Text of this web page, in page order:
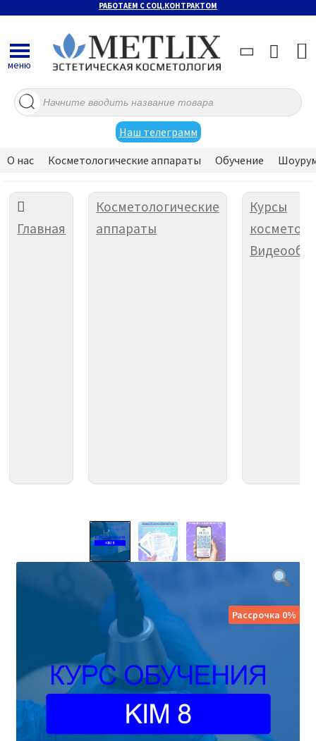
РАБОТАЕМ С СОЦ.КОНТРАКТОМ
Поиск
товаров
Наш телеграмм
меню
О нас Косметологические аппараты Обучение
Главная
Косметологические
аппараты
Курсы
Рассрочка 0%